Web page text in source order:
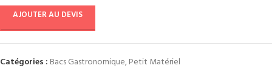
AJOUTER AU DEVIS
Catégories : Bacs Gastronomique,Petit Matériel